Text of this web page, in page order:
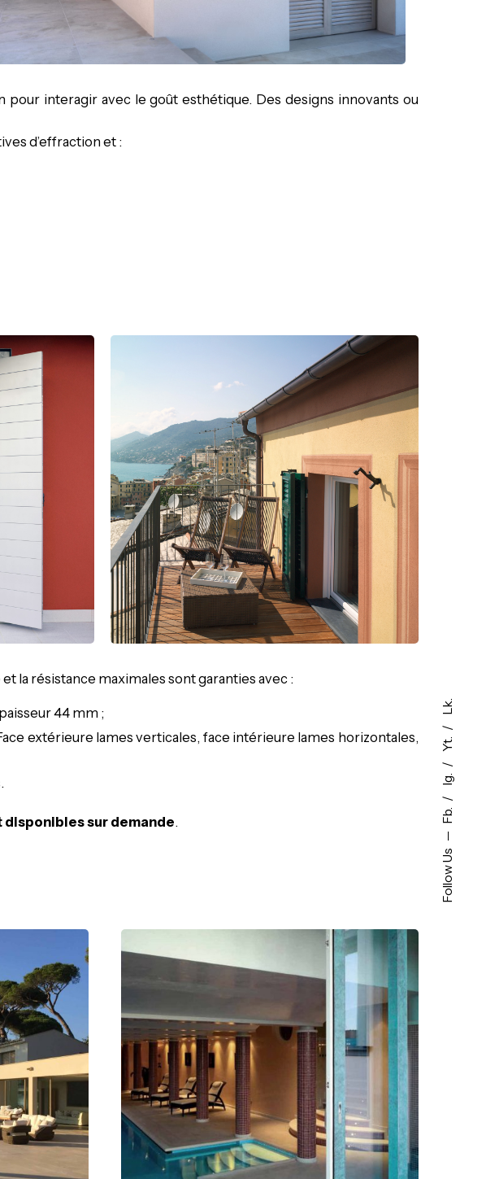
Follow Us
Fb.
Ig.
Yt.
Lk.
pour interagir avec le goût esthétique. Des designs innovants ou
d’effraction et :
la résistance maximales sont garanties avec :
44 mm ;
extérieure lames verticales, face intérieure lames horizontales,
disponibles sur demande.